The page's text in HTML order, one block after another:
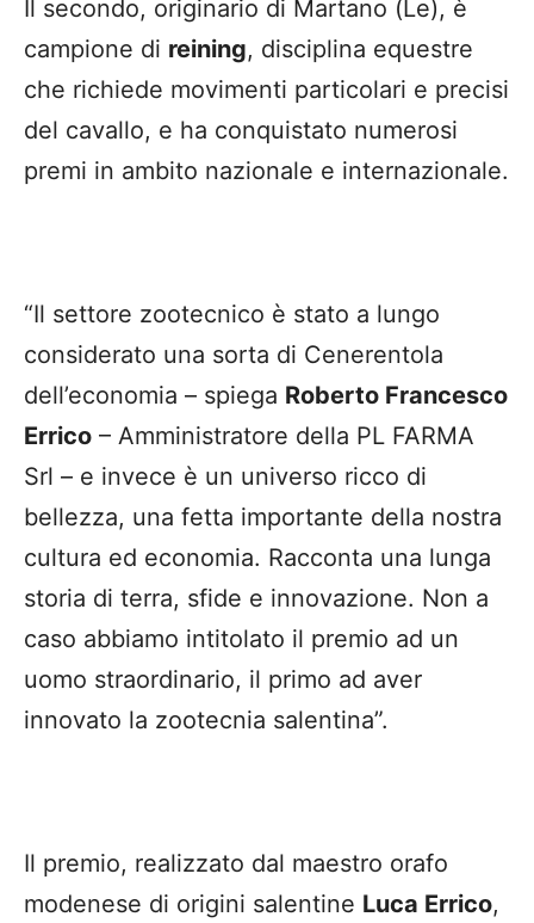
Il secondo, originario di Martano (Le), è
campione di reining, disciplina equestre
che richiede movimenti particolari e precisi
del cavallo, e ha conquistato numerosi
premi in ambito nazionale e internazionale.
“Il settore zootecnico è stato a lungo
considerato una sorta di Cenerentola
dell’economia – spiega Roberto Francesco
Errico – Amministratore della PL FARMA
Srl – e invece è un universo ricco di
bellezza, una fetta importante della nostra
cultura ed economia. Racconta una lunga
storia di terra, sfide e innovazione. Non a
caso abbiamo intitolato il premio ad un
uomo straordinario, il primo ad aver
innovato la zootecnia salentina”.
Il premio, realizzato dal maestro orafo
modenese di origini salentine Luca Errico,